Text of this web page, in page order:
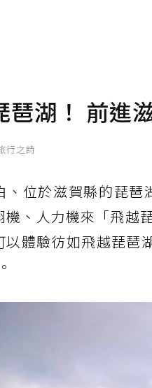
琶湖！ 前進
行之詩
、位於滋賀縣的琵
機、人力機來「飛越
以體驗彷如飛越琵琶